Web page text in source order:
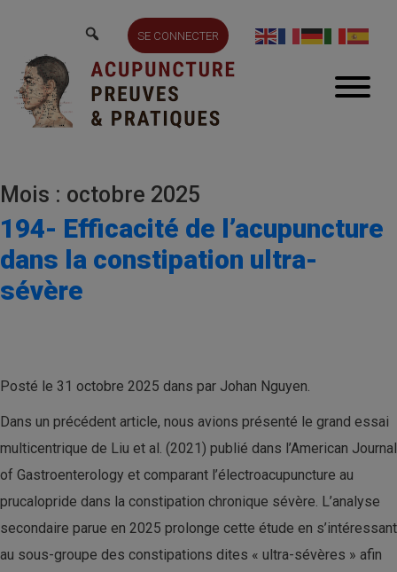
SE CONNECTER
Mois : octobre 2025
194- Efficacité de l’acupuncture
dans la constipation ultra-
sévère
Posté le 31 octobre 2025 dans par Johan Nguyen.
Dans un précédent article, nous avions présenté le grand essai
multicentrique de Liu et al. (2021) publié dans l’American Journal
of Gastroenterology et comparant l’électroacupuncture au
prucalopride dans la constipation chronique sévère. L’analyse
secondaire parue en 2025 prolonge cette étude en s’intéressant
au sous-groupe des constipations dites « ultra-sévères » afin